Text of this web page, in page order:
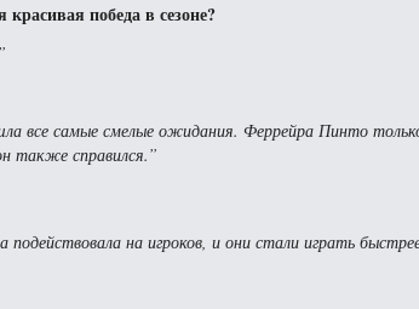
победа в сезоне?
все самые смелые ожидания. Феррейра Пинто
также справился.”
на игроков, и они стали играть